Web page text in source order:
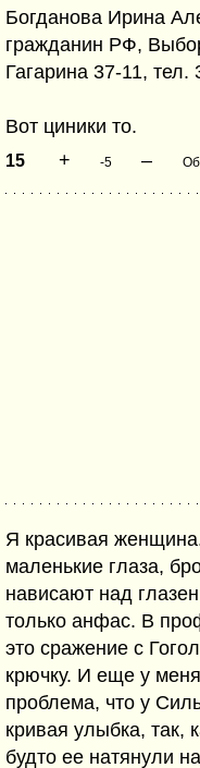
Богданова Ирина
гражданин РФ,
Гагарина 37-11,
Вот циники то.
15 + -5 –
Я красивая
маленькие глаза,
нависают над
только анфас. В
это сражение с
крючку. И еще у
проблема, что у
кривая улыбка, так,
будто ее натянули